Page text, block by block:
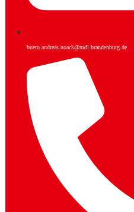
buero.andreas.noack@mdl.brandenburg.de